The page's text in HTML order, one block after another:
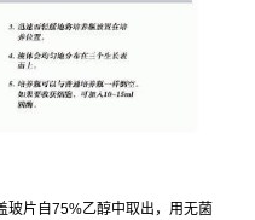
玻片自75%乙醇中取出，用无菌